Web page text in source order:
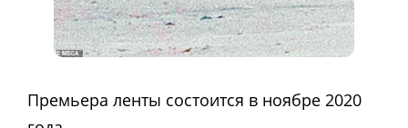
Премьера ленты состоится в ноябре 2020